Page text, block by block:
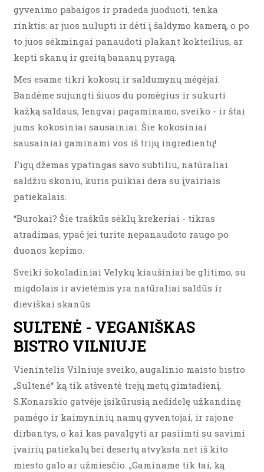
gyvenimo pabaigos ir pradeda juoduoti, tenka
rinktis: ar juos nulupti ir dėti į šaldymo kamerą, o po
to juos sėkmingai panaudoti plakant kokteilius, ar
kepti skanų ir greitą bananų pyragą.
Mes esame tikri kokosų ir saldumynų mėgėjai.
Bandėme sujungti šiuos du pomėgius ir sukurti
kažką saldaus, lengvai pagaminamo, sveiko - ir štai
jums kokosiniai sausainiai. Šie kokosiniai
sausainiai gaminami vos iš trijų ingredientų!
Figų džemas ypatingas savo subtiliu, natūraliai
saldžiu skoniu, kuris puikiai dera su įvairiais
patiekalais.
“Burokai? Šie traškūs sėklų krekeriai - tikras
atradimas, ypač jei turite nepanaudoto raugo po
duonos kepimo.
Sveiki šokoladiniai Velykų kiaušiniai be glitimo, su
migdolais ir avietėmis yra natūraliai saldūs ir
dieviškai skanūs.
SULTENĖ - VEGANIŠKAS
BISTRO VILNIUJE
Vienintelis Vilniuje sveiko, augalinio maisto bistro
„Sultenė“ ką tik atšventė trejų metų gimtadienį.
S.Konarskio gatvėje įsikūrusią nedidelę užkandinę
pamėgo ir kaimyninių namų gyventojai, ir rajone
dirbantys, o kai kas pavalgyti ar pasiimti su savimi
įvairių patiekalų bei desertų atvyksta net iš kito
miesto galo ar užmiesčio. „Gaminame tik tai, ką